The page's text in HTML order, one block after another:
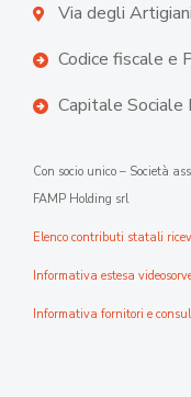
Via degli
Codice fiscale e
Capitale Sociale
Con socio unico – Società
FAMP Holding srl
Elenco contributi statali
Informativa estesa
Informativa fornitori e